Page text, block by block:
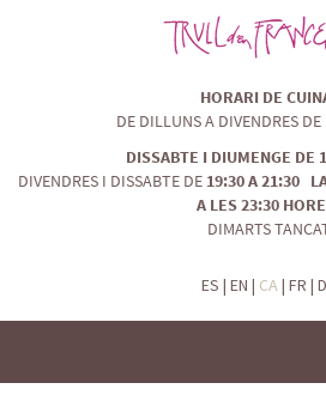
HORARI DE
DE DILLUNS A DIVENDRES DE
DISSABTE I DIUMENGE DE
DIVENDRES I DISSABTE DE 19:30 A 21:30
A LES 23:30
DIMARTS
ES | EN | CA| FR |